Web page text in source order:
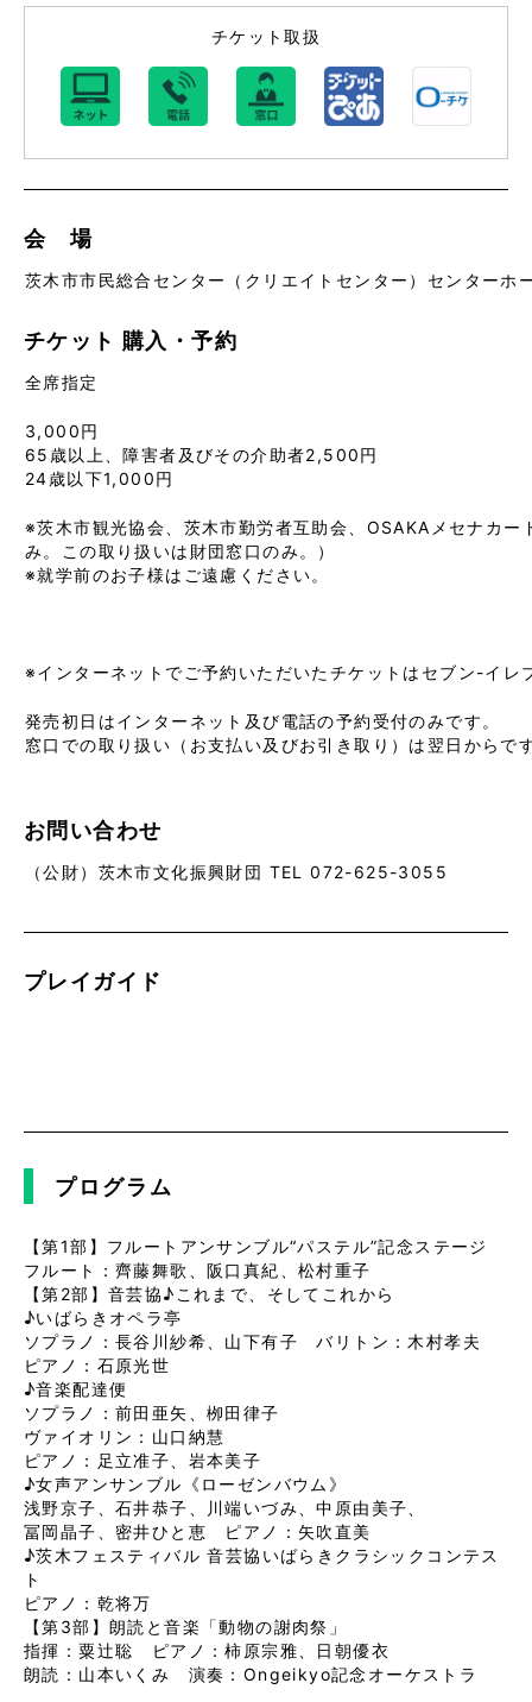
チケット取扱
会 場
茨木市市民総合センター（クリエイトセンター）センターホ
チケット 購入・予約
全席指定
3,000円
65歳以上、障害者及びその介助者2,500円
24歳以下1,000円
※茨木市観光協会、茨木市勤労者互助会、OSAKAメセナカ
み。この取り扱いは財団窓口のみ。）
※就学前のお子様はご遠慮ください。
※インターネットでご予約いただいたチケットはセブン-イレ
発売初日はインターネット及び電話の予約受付のみです。
窓口での取り扱い（お支払い及びお引き取り）は翌日からで
お問い合わせ
（公財）茨木市文化振興財団 TEL 072-625-3055
プレイガイド
プログラム
【第1部】フルートアンサンブル“パステル”記念ステージ
フルート：齊藤舞歌、阪口真紀、松村重子
【第2部】音芸協♪これまで、そしてこれから
♪いばらきオペラ亭
ソプラノ：長谷川紗希、山下有子 バリトン：木村孝夫
ピアノ：石原光世
♪音楽配達便
ソプラノ：前田亜矢、栁田律子
ヴァイオリン：山口納慧
ピアノ：足立准子、岩本美子
♪女声アンサンブル《ローゼンバウム》
浅野京子、石井恭子、川端いづみ、中原由美子、
冨岡晶子、密井ひと恵 ピアノ：矢吹直美
♪茨木フェスティバル 音芸協いばらきクラシックコンテス
ト
ピアノ：乾将万
【第3部】朗読と音楽「動物の謝肉祭」
指揮：粟辻聡 ピアノ：柿原宗雅、日朝優衣
朗読：山本いくみ 演奏：Ongeikyo記念オーケストラ